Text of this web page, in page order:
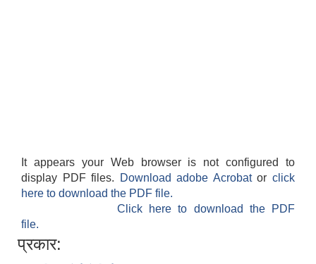
It appears your Web browser is not configured to
display PDF files.
Download adobe Acrobatorclick
here to download the PDF file.
Click here to download the PDF
file.
प्रकार: